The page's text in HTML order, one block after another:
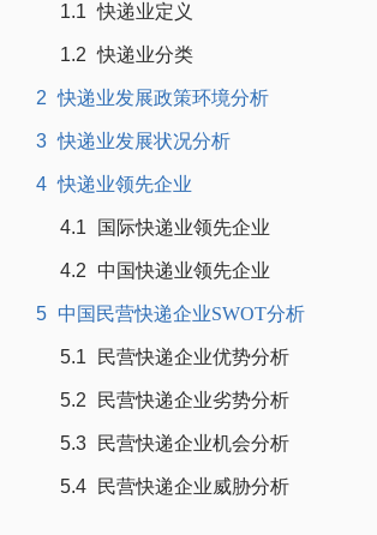
1.1 快递业定义
1.2 快递业分类
2 快递业发展政策环境分析
3 快递业发展状况分析
4 快递业领先企业
4.1 国际快递业领先企业
4.2 中国快递业领先企业
5 中国民营快递企业SWOT分析
5.1 民营快递企业优势分析
5.2 民营快递企业劣势分析
5.3 民营快递企业机会分析
5.4 民营快递企业威胁分析